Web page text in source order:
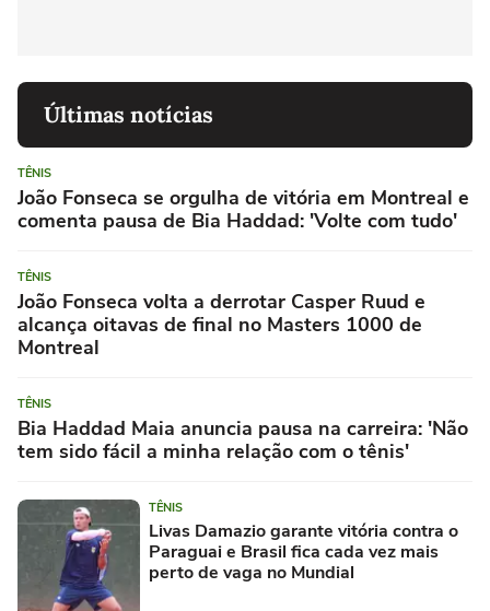
Últimas notícias
TÊNIS
João Fonseca se orgulha de vitória em Montreal e
comenta pausa de Bia Haddad: 'Volte com tudo'
TÊNIS
João Fonseca volta a derrotar Casper Ruud e
alcança oitavas de final no Masters 1000 de
Montreal
TÊNIS
Bia Haddad Maia anuncia pausa na carreira: 'Não
tem sido fácil a minha relação com o tênis'
TÊNIS
Livas Damazio garante vitória contra o
Paraguai e Brasil fica cada vez mais
perto de vaga no Mundial